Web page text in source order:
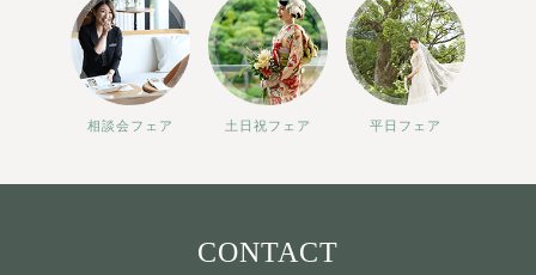
相談会フェア 土日祝フェア 平日フェア
CONTACT